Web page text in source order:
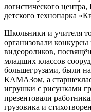
логистического
детского технопарка
Школьники и учителя
организовали конкурсы
видеороликов,
младших классов
большегрузами, были
КАМАЗом, а
игрушки с рисунками
презентовали
грузовика и